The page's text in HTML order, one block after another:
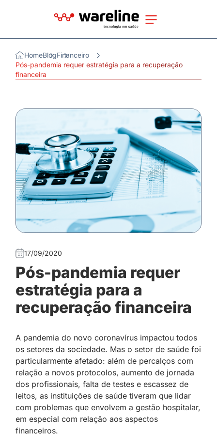
HomeBlogFinanceiro
Pós-pandemia requer estratégia para a recuperação
financeira
17/09/2020
Pós-pandemia requer
estratégia para a
recuperação financeira
A pandemia do novo coronavírus impactou todos
os setores da sociedade. Mas o setor de saúde foi
particularmente afetado: além de percalços com
relação a novos protocolos, aumento de jornada
dos profissionais, falta de testes e escassez de
leitos, as instituições de saúde tiveram que lidar
com problemas que envolvem a gestão hospitalar,
em especial com relação aos aspectos
financeiros.